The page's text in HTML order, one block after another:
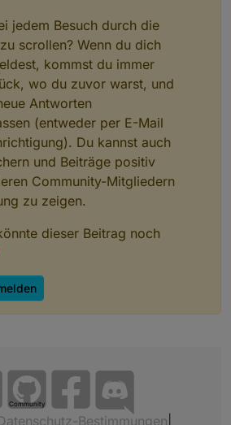
jedem Besuch durch die
scrollen? Wenn du dich
kommst du immer
wo du zuvor warst, und
Antworten
(entweder per E-Mail
Du kannst auch
und Beiträge positiv
Community-Mitgliedern
zu zeigen.
dieser Beitrag noch
Community
Bestimmungen